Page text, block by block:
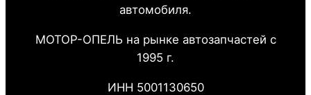
автомобиля.
МОТОР-ОПЕЛЬ на рынке автозапчастей с
1995 г.
ИНН 5001130650